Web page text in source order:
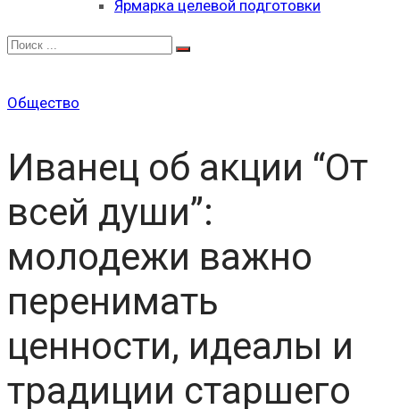
Ярмарка целевой подготовки
Общество
Иванец об акции “От
всей души”:
молодежи важно
перенимать
ценности, идеалы и
традиции старшего